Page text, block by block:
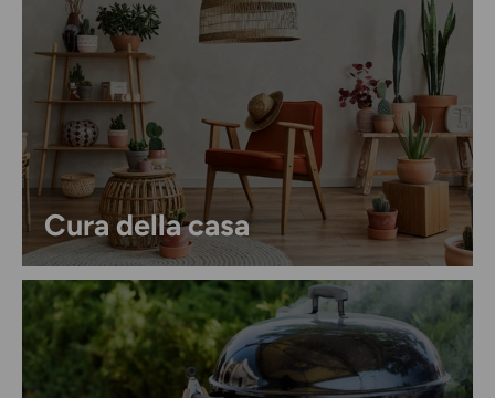
Cura della casa